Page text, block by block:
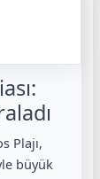
Plajı,
büyük